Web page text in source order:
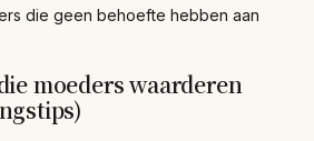
die geen behoefte hebben aan
moeders waarderen